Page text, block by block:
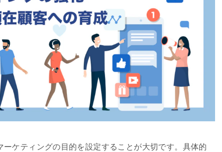
ケティングの目的を設定することが大切です。具体的